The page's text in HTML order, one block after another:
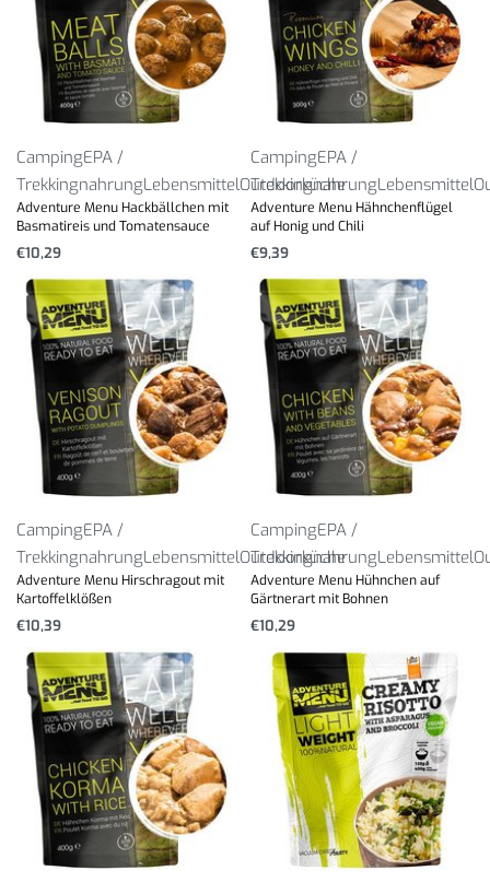
CampingEPA /
TrekkingnahrungLebensmittelOutdoorküche
Adventure Menu Hackbällchen mit
Basmatireis und Tomatensauce
€10,29
CampingEPA /
TrekkingnahrungLebensmittel
Adventure Menu Hähnchenflügel
auf Honig und Chili
€9,39
CampingEPA /
TrekkingnahrungLebensmittelOutdoorküche
Adventure Menu Hirschragout mit
Kartoffelklößen
€10,39
CampingEPA /
TrekkingnahrungLebensmittel
Adventure Menu Hühnchen auf
Gärtnerart mit Bohnen
€10,29